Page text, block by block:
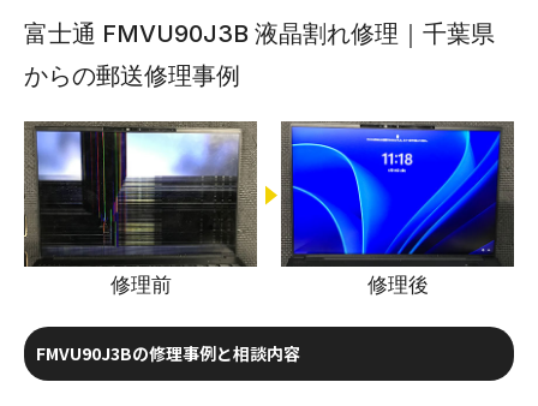
富士通 FMVU90J3B 液晶割れ修理｜千葉県
からの郵送修理事例
修理前 修理後
FMVU90J3Bの修理事例と相談内容